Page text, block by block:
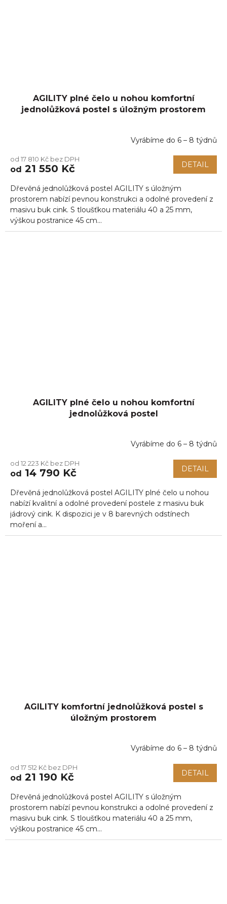
AGILITY plné čelo u nohou komfortní
jednolůžková postel s úložným prostorem
Vyrábíme do 6 – 8 týdnů
od 17 810 Kč bez DPH
od 21 550 Kč DETAIL
Dřevěná jednolůžková postel AGILITY s úložným
prostorem nabízí pevnou konstrukci a odolné provedení z
masivu buk cink. S tloušťkou materiálu 40 a 25 mm,
výškou postranice 45 cm...
AGILITY plné čelo u nohou komfortní
jednolůžková postel
Vyrábíme do 6 – 8 týdnů
od 12 223 Kč bez DPH
od 14 790 Kč DETAIL
Dřevěná jednolůžková postel AGILITY plné čelo u nohou
nabízí kvalitní a odolné provedení postele z masivu buk
jádrový cink. K dispozici je v 8 barevných odstínech
moření a...
AGILITY komfortní jednolůžková postel s
úložným prostorem
Vyrábíme do 6 – 8 týdnů
od 17 512 Kč bez DPH
od 21 190 Kč DETAIL
Dřevěná jednolůžková postel AGILITY s úložným
prostorem nabízí pevnou konstrukci a odolné provedení z
masivu buk cink. S tloušťkou materiálu 40 a 25 mm,
výškou postranice 45 cm...